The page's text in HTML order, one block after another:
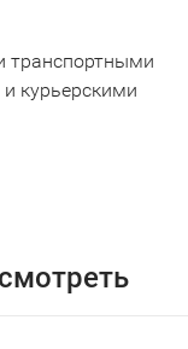
транспортными
курьерскими